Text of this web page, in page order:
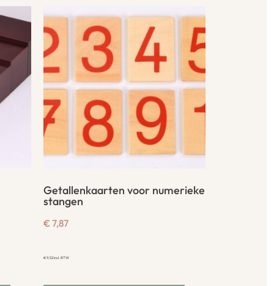
Getallenkaarten voor numerieke
stangen
€ 7,87
€9,52incl. BTW